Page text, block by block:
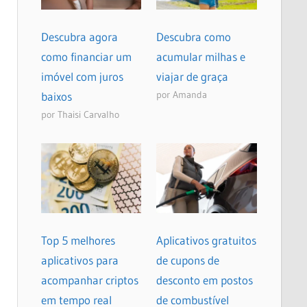
Descubra agora
como financiar um
imóvel com juros
baixos
por Thaisi Carvalho
Descubra como
acumular milhas e
viajar de graça
por Amanda
Top 5 melhores
aplicativos para
acompanhar criptos
em tempo real
Aplicativos gratuitos
de cupons de
desconto em postos
de combustível